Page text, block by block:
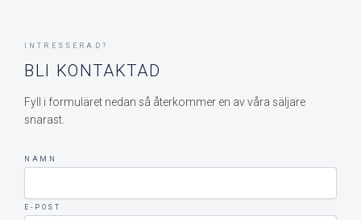
INTRESSERAD?
BLI KONTAKTAD
Fyll i formuläret nedan så återkommer en av våra säljare
snarast.
NAMN
E-POST